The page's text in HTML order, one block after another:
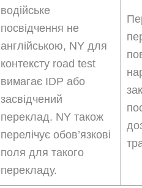
водійське
посвідчення не
англійською, NY для
контексту road test
вимагає IDP або
засвідчений
переклад. NY також
перелічує обов’язкові
поля для такого
перекладу.